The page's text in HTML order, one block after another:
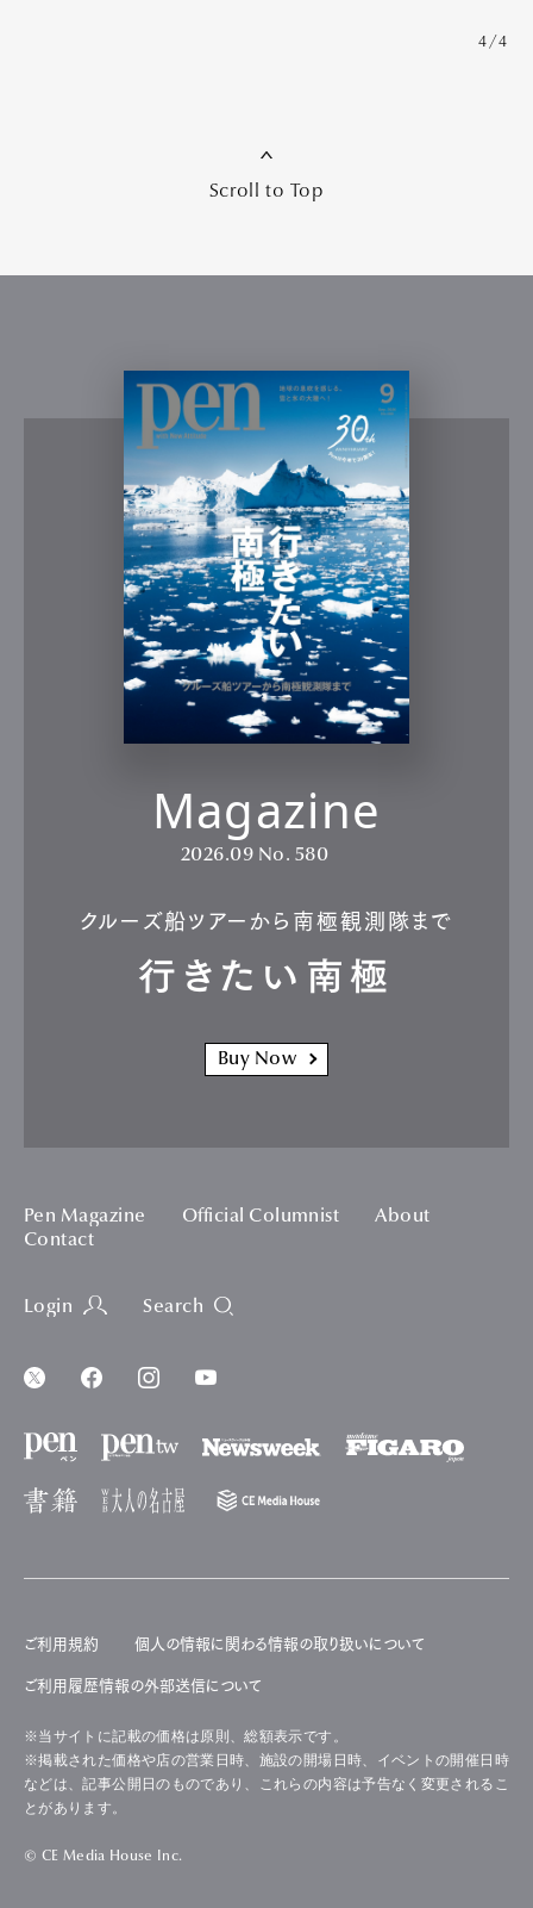
4/4
Scroll to Top
Magazine
2026.09 No. 580
クルーズ船ツアーから南極観測隊まで
行きたい南極
Buy Now
Pen Magazine Official Columnist
About
Contact
Login Search
ご利用規約 個人の情報に関わる情報の取り扱いについて
ご利用履歴情報の外部送信について
※当サイトに記載の価格は原則、総額表示です。
※掲載された価格や店の営業日時、施設の開場日時、イベントの開催日時
などは、記事公開日のものであり、これらの内容は予告なく変更されるこ
とがあります。
© CE Media House Inc.